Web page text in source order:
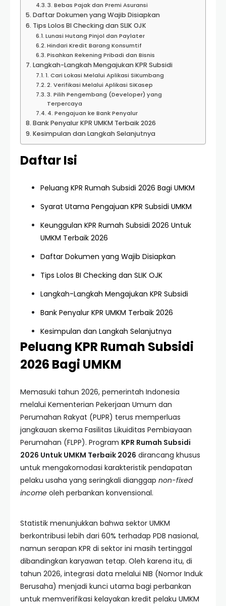
3. Bebas Pajak dan Premi Asuransi
Daftar Dokumen yang Wajib Disiapkan
Tips Lolos BI Checking dan SLIK OJK
Lunasi Hutang Pinjol dan Paylater
Hindari Kredit Barang Konsumtif
Pisahkan Rekening Pribadi dan Bisnis
Langkah-Langkah Mengajukan KPR Subsidi
1. Cari Lokasi Melalui Aplikasi SiKumbang
2. Verifikasi Melalui Aplikasi SiKasep
3. Pilih Pengembang (Developer) yang
Terpercaya
4. Pengajuan ke Bank Penyalur
Bank Penyalur KPR UMKM Terbaik 2026
Kesimpulan dan Langkah Selanjutnya
Daftar Isi
Peluang KPR Rumah Subsidi 2026 Bagi UMKM
Syarat Utama Pengajuan KPR Subsidi UMKM
Keunggulan KPR Rumah Subsidi 2026 Untuk
UMKM Terbaik 2026
Daftar Dokumen yang Wajib Disiapkan
Tips Lolos BI Checking dan SLIK OJK
Langkah-Langkah Mengajukan KPR Subsidi
Bank Penyalur KPR UMKM Terbaik 2026
Kesimpulan dan Langkah Selanjutnya
Peluang KPR Rumah Subsidi
2026 Bagi UMKM
Memasuki tahun 2026, pemerintah Indonesia
melalui Kementerian Pekerjaan Umum dan
Perumahan Rakyat (PUPR) terus memperluas
jangkauan skema Fasilitas Likuiditas Pembiayaan
Perumahan (FLPP). Program KPR Rumah Subsidi
2026 Untuk UMKM Terbaik 2026 dirancang khusus
untuk mengakomodasi karakteristik pendapatan
pelaku usaha yang seringkali dianggap non-fixed
income oleh perbankan konvensional.
Statistik menunjukkan bahwa sektor UMKM
berkontribusi lebih dari 60% terhadap PDB nasional,
namun serapan KPR di sektor ini masih tertinggal
dibandingkan karyawan tetap. Oleh karena itu, di
tahun 2026, integrasi data melalui NIB (Nomor Induk
Berusaha) menjadi kunci utama bagi perbankan
untuk memverifikasi kelayakan kredit pelaku UMKM